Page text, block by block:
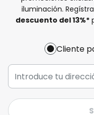
iluminación.
descuento del13%*
Cliente